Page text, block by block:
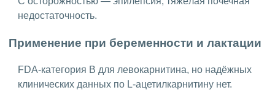
недостаточность.
Применение при беременности и лактации
FDA-категория B для левокарнитина, но надёжных
клинических данных по L-ацетилкарнитину нет.